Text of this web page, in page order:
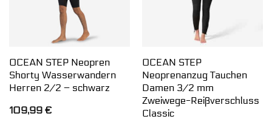
OCEAN STEP Neopren
Shorty Wasserwandern
Herren 2/2 – schwarz
109,99 €
OCEAN STEP
Neoprenanzug Tauchen
Damen 3/2 mm
Zweiwege-Reißverschluss
Classic